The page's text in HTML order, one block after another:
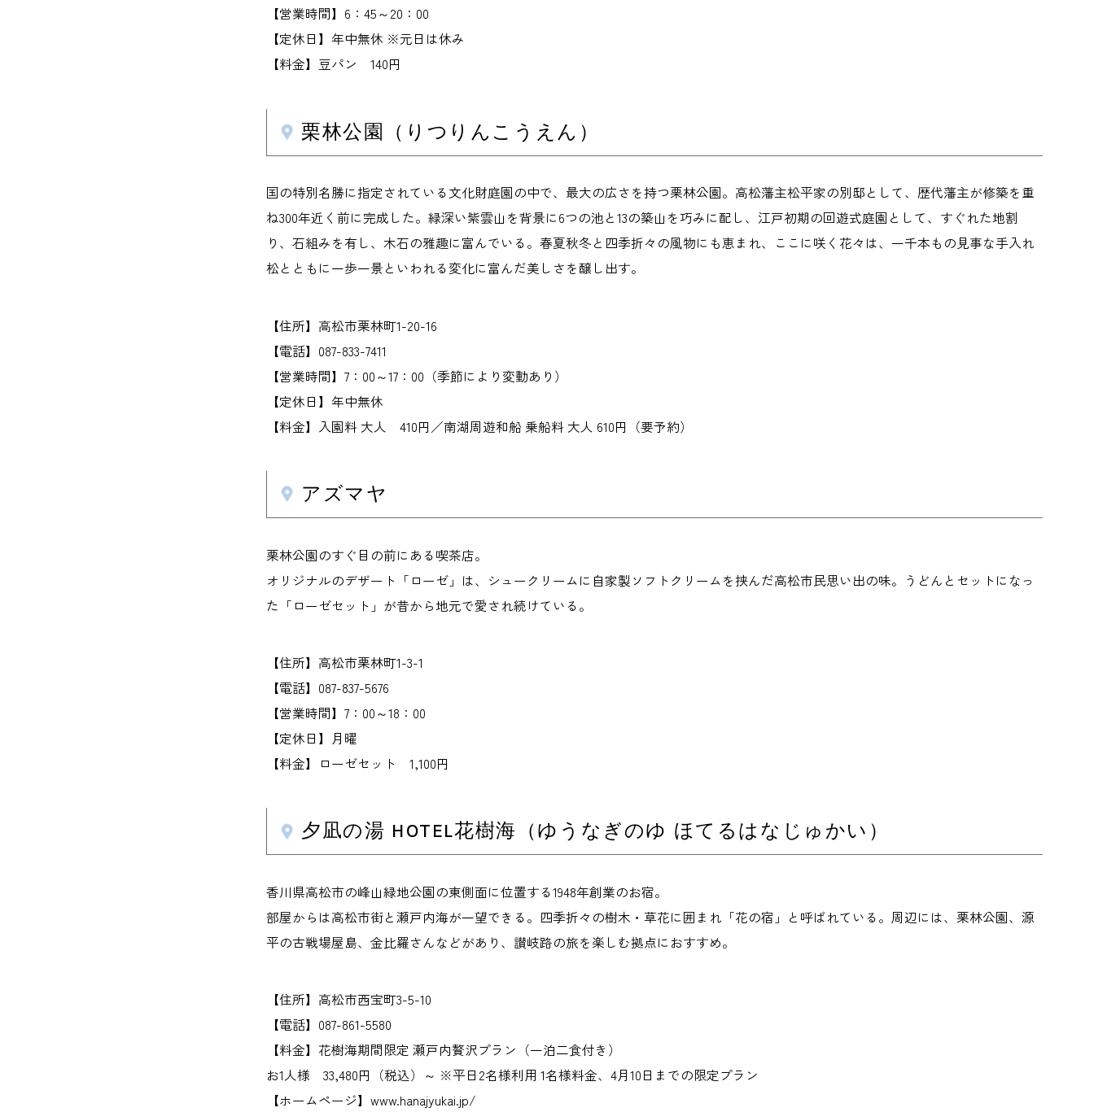
【営業時間】6：45～20：00
【定休日】年中無休 ※元日は休み
【料金】豆パン 140円
栗林公園（りつりんこうえん）
国の特別名勝に指定されている文化財庭園の中で、最大の広さを持つ栗林公園。高松藩主松平家の別邸として、歴代藩主が修築を重
ね300年近く前に完成した。緑深い紫雲山を背景に6つの池と13の築山を巧みに配し、江戸初期の回遊式庭園として、すぐれた地割
り、石組みを有し、木石の雅趣に富んでいる。春夏秋冬と四季折々の風物にも恵まれ、ここに咲く花々は、一千本もの見事な手入れ
松とともに一歩一景といわれる変化に富んだ美しさを醸し出す。
【住所】高松市栗林町1-20-16
【電話】087-833-7411
【営業時間】7：00～17：00（季節により変動あり）
【定休日】年中無休
【料金】入園料 大人 410円／南湖周遊和船 乗船料 大人 610円（要予約）
アズマヤ
栗林公園のすぐ目の前にある喫茶店。
オリジナルのデザート「ローゼ」は、シュークリームに自家製ソフトクリームを挟んだ高松市民思い出の味。うどんとセットになっ
た「ローゼセット」が昔から地元で愛され続けている。
【住所】高松市栗林町1-3-1
【電話】087-837-5676
【営業時間】7：00～18：00
【定休日】月曜
【料金】ローゼセット 1,100円
夕凪の湯 HOTEL花樹海（ゆうなぎのゆ ほてるはなじゅかい）
香川県高松市の峰山緑地公園の東側面に位置する1948年創業のお宿。
部屋からは高松市街と瀬戸内海が一望できる。四季折々の樹木・草花に囲まれ「花の宿」と呼ばれている。周辺には、栗林公園、源
平の古戦場屋島、金比羅さんなどがあり、讃岐路の旅を楽しむ拠点におすすめ。
【住所】高松市西宝町3-5-10
【電話】087-861-5580
【料金】花樹海期間限定 瀬戸内贅沢プラン（一泊二食付き）
お1人様 33,480円（税込）～ ※平日2名様利用 1名様料金、4月10日までの限定プラン
【ホームページ】www.hanajyukai.jp/